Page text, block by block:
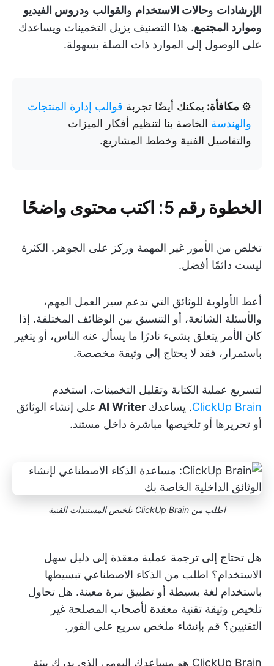
الإرشادات وحالات الاستخدام والقوالب ودروس الفيديو
وموارد المجتمع. هذا التصنيف يزيل التخمينات ويساعدك
على الوصول إلى الموارد ذات الصلة بسهولة.
⚙️ مكافأة: يمكنك أيضًا تجربة قوالب إدارة المنتجات
والهندسة الخاصة بنا لتنظيم أفكار الميزات
والتفاصيل الفنية وخطط المشاريع.
الخطوة رقم 5: اكتب محتوى واضحًا
تخلص من الأمور غير المهمة وركز على الجوهر. الكثرة
ليست دائمًا أفضل.
أعط الأولوية للوثائق التي تدعم سير العمل المهم،
والأسئلة الشائعة، أو التنسيق بين الوظائف المختلفة. إذا
كان الأمر يتعلق بشيء نادرًا ما يسأل عنه الناس، أو يتغير
باستمرار، فقد لا يحتاج إلى وثيقة مخصصة.
لتسريع عملية الكتابة وتقليل التخمينات، استخدم
ClickUp Brain. يساعدك AI Writer على إنشاء الوثائق
أو تحريرها أو تلخيصها مباشرة داخل مستند.
اطلب من ClickUp Brain تلخيص المستندات الفنية
هل تحتاج إلى ترجمة عملية معقدة إلى دليل سهل
الاستخدام؟ اطلب من الذكاء الاصطناعي تبسيطها
باستخدام لغة بسيطة أو تطبيق نبرة معينة. هل تحاول
تلخيص وثيقة تقنية معقدة لأصحاب المصلحة غير
التقنيين؟ قم بإنشاء ملخص سريع على الفور.
ClickUp Brain هو مساعدك اليومي الذي يدرك بيئة